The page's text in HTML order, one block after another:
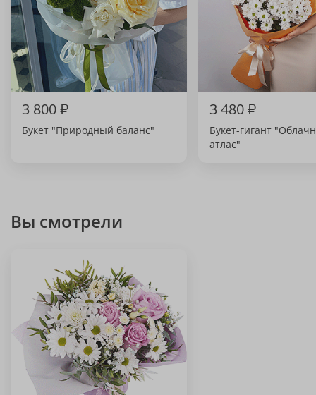
3 800₽
Букет "Природный баланс"
3 480₽
Букет-гигант
атлас"
Вы смотрели